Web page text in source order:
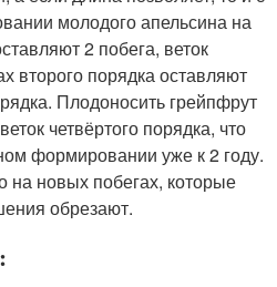
молодого апельсина на
2 побега, веток
второго порядка оставляют
Плодоносить грейпфрут
четвёртого порядка, что
формировании уже к 2 году.
на новых побегах, которые
обрезают.